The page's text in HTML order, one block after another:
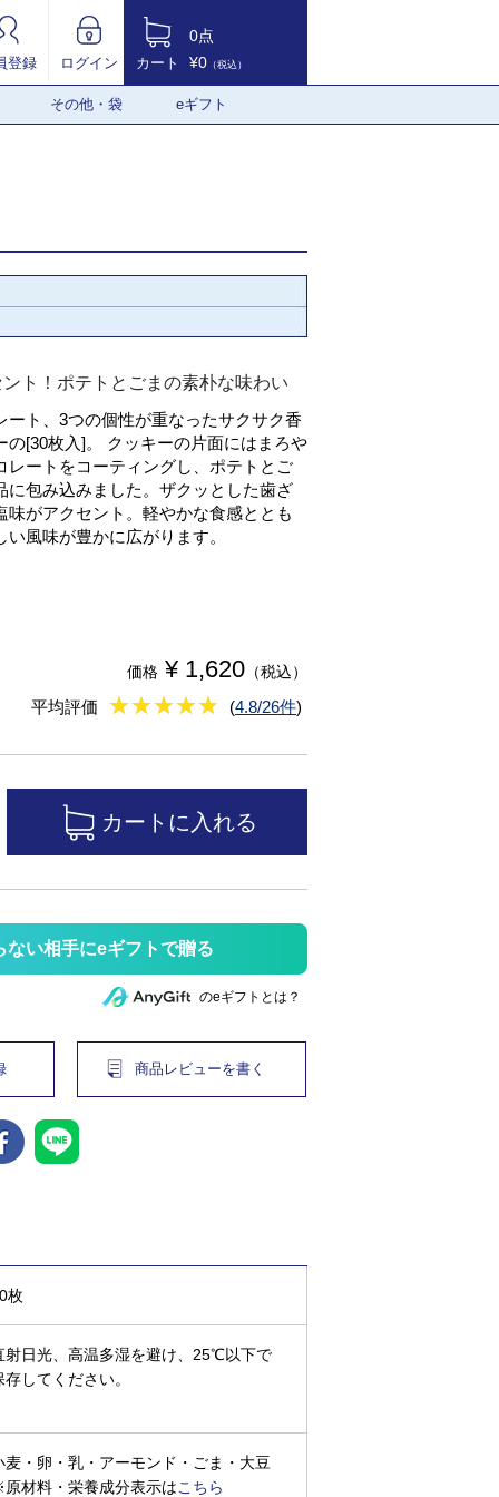
登録 ログイン カート
0点
¥0 （税込）
その他・袋 eギフト
ト！ポテトとごまの素朴な味わい
ート、3つの個性が重なったサクサク香
の[30枚入]。 クッキーの片面にはまろや
レートをコーティングし、ポテトとご
に包み込みました。ザクッとした歯ざ
味がアクセント。軽やかな食感ととも
風味が豊かに広がります。
価格 ¥ 1,620 （税込）
平均評価 ★★★★★
★★★★★ (4.8/26件)
ない相手にeギフトで贈る
のeギフトとは？
商品レビューを書く
枚
射日光、高温多湿を避け、25℃以下で
存してください。
麦・卵・乳・アーモンド・ごま・大豆
材料・栄養成分表示はこちら